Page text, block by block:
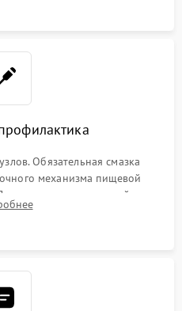
Обязательная смазка
механизма пищевой
программной
от кофейных масел.